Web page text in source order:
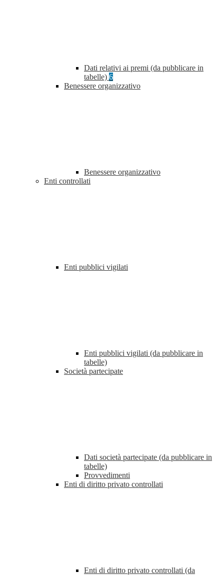
Dati relativi ai premi (da pubblicare in
tabelle) 6
Benessere organizzativo
Benessere organizzativo
Enti controllati
Enti pubblici vigilati
Enti pubblici vigilati (da pubblicare in
tabelle)
Società partecipate
Dati società partecipate (da pubblicare in
tabelle)
Provvedimenti
Enti di diritto privato controllati
Enti di diritto privato controllati (da